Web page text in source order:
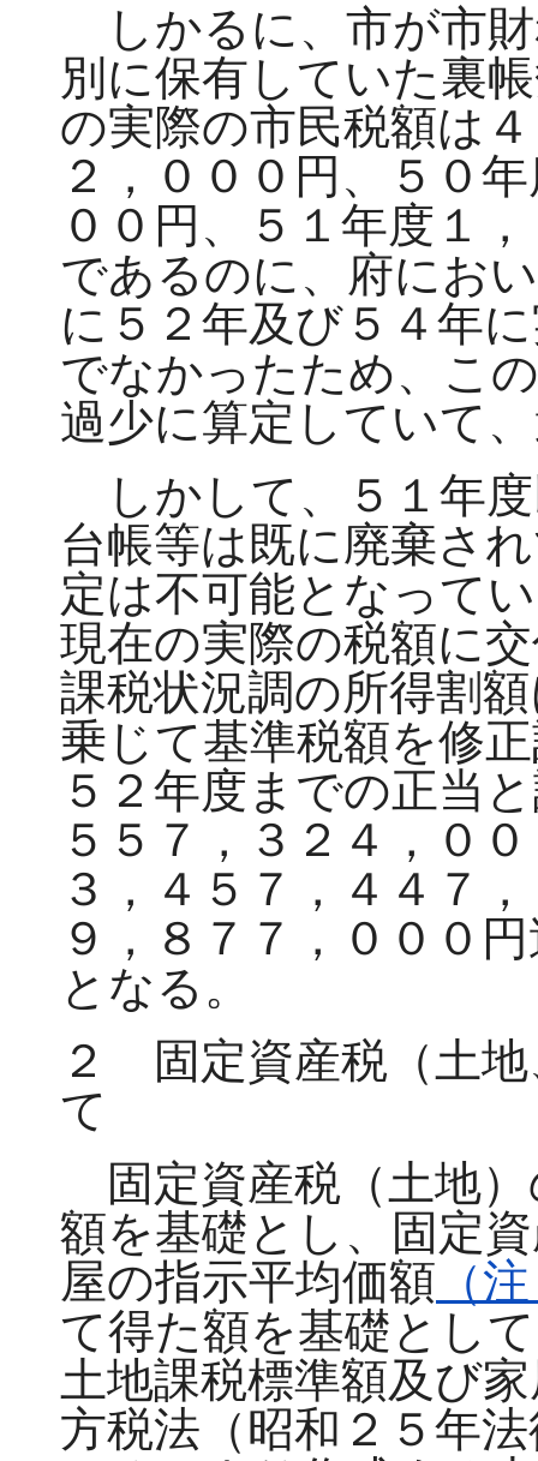
しかるに、市が市
別に保有していた裏
の実際の市民税額は
２，０００円、５０
００円、５１年度１
であるのに、府にお
に５２年及び５４年
でなかったため、こ
過少に算定していて
しかして、５１年
台帳等は既に廃棄さ
定は不可能となって
現在の実際の税額に
課税状況調の所得割
乗じて基準税額を修
５２年度までの正当
５５７，３２４，０
３，４５７，４４７
９，８７７，０００
となる。
２ 固定資産税（土
て
固定資産税（土地）
額を基礎とし、固定
屋の指示平均価額 （
て得た額を基礎とし
土地課税標準額及び
方税法（昭和２５年